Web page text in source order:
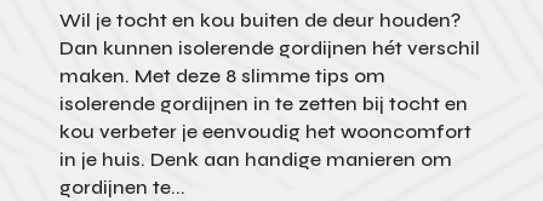
Wil je tocht en kou buiten de deur houden?
Dan kunnen isolerende gordijnen hét verschil
maken. Met deze 8 slimme tips om
isolerende gordijnen in te zetten bij tocht en
kou verbeter je eenvoudig het wooncomfort
in je huis. Denk aan handige manieren om
gordijnen te...